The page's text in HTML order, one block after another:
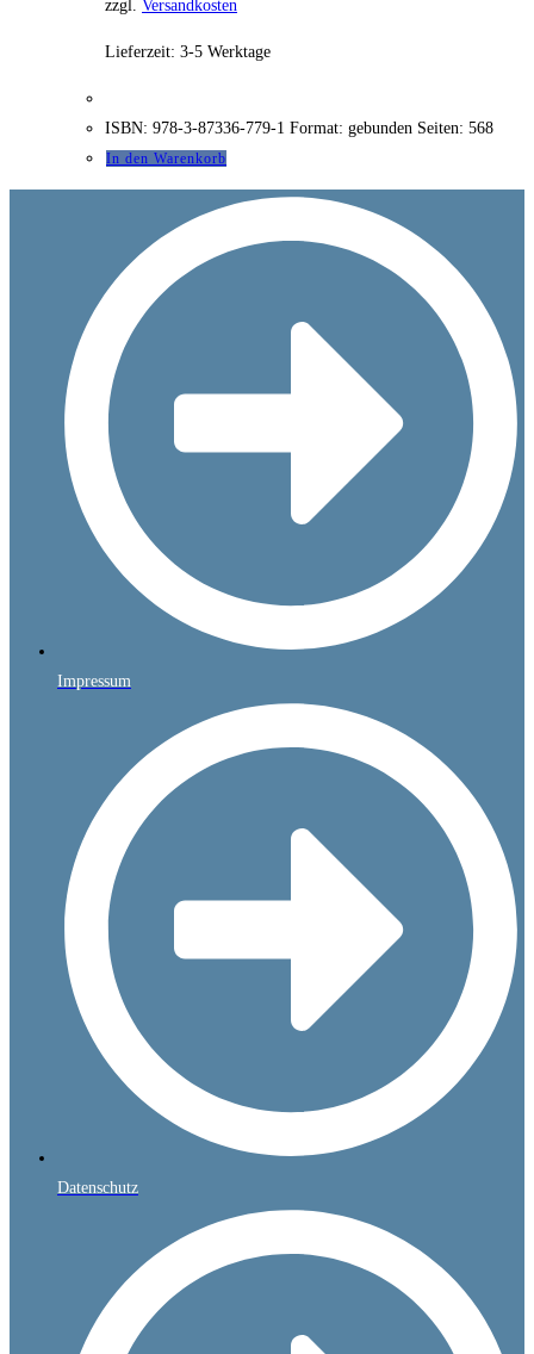
zzgl. Versandkosten
Lieferzeit: 3-5 Werktage
ISBN: 978-3-87336-779-1 Format: gebunden Seiten: 568
In den Warenkorb
Impressum
Datenschutz